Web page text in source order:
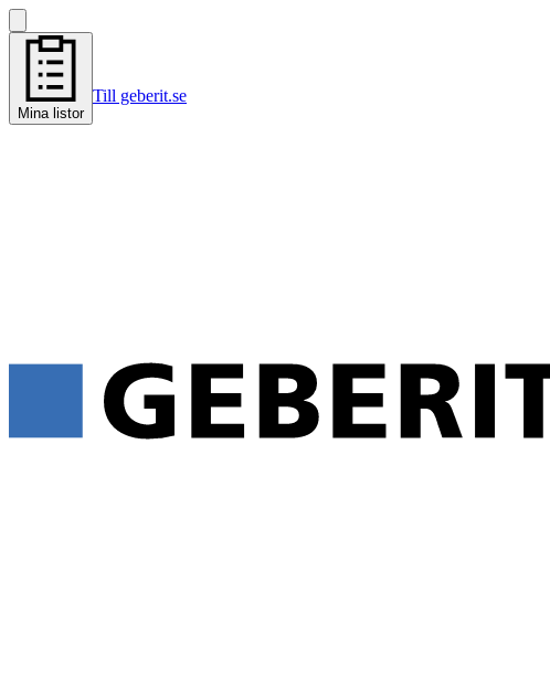
Mina listor
Till geberit.se